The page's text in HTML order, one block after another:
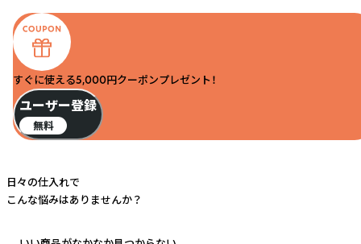
すぐに使える5,000円クーポンプレゼント！
ユーザー登録
無料
日々の仕入れで
こんな悩みはありませんか？